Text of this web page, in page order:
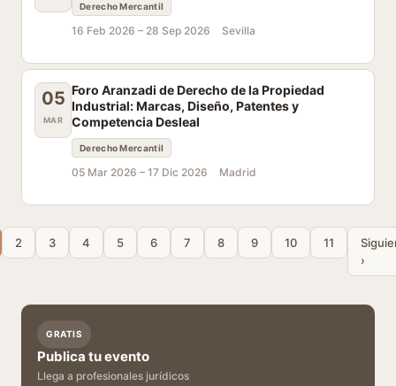
Derecho Mercantil
16 Feb 2026 – 28 Sep 2026 Sevilla
05
MAR
Foro Aranzadi de Derecho de la Propiedad
Industrial: Marcas, Diseño, Patentes y
Competencia Desleal
Derecho Mercantil
05 Mar 2026 – 17 Dic 2026 Madrid
2 3 4 5 6 7 8 9 10 11
›
GRATIS
Publica tu evento
Llega a profesionales jurídicos